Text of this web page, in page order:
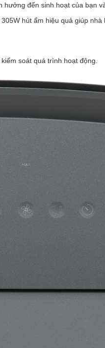
đến sinh hoạt của bạn
hút ẩm hiệu quả giúp nhà
soát quá trình hoạt động.